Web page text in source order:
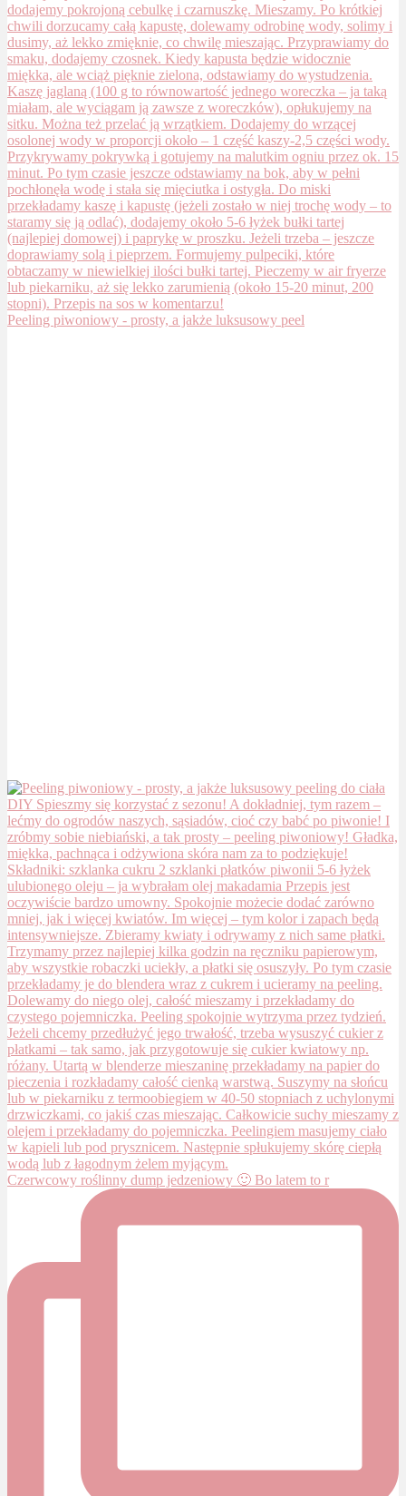
Peeling piwoniowy - prosty, a jakże luksusowy peel
Czerwcowy roślinny dump jedzeniowy 🙂 Bo latem to r